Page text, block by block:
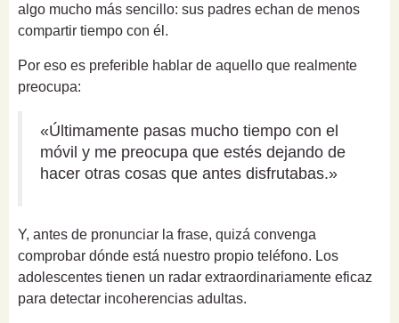
algo mucho más sencillo: sus padres echan de menos
compartir tiempo con él.
Por eso es preferible hablar de aquello que realmente
preocupa:
«Últimamente pasas mucho tiempo con el
móvil y me preocupa que estés dejando de
hacer otras cosas que antes disfrutabas.»
Y, antes de pronunciar la frase, quizá convenga
comprobar dónde está nuestro propio teléfono. Los
adolescentes tienen un radar extraordinariamente eficaz
para detectar incoherencias adultas.